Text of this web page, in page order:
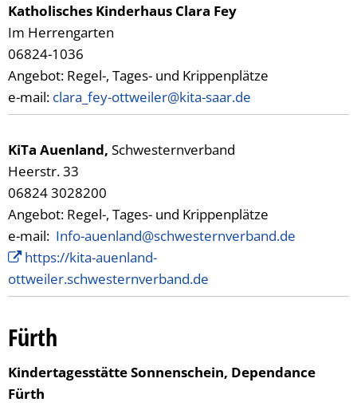
Katholisches Kinderhaus Clara Fey
Im Herrengarten
06824-1036
Angebot: Regel-, Tages- und Krippenplätze
e-mail: clara_fey-ottweiler@kita-saar.de
KiTa Auenland, Schwesternverband
Heerstr. 33
06824 3028200
Angebot: Regel-, Tages- und Krippenplätze
e-mail: Info-auenland@schwesternverband.de
https://kita-auenland-
ottweiler.schwesternverband.de
Fürth
Kindertagesstätte Sonnenschein, Dependance
Fürth